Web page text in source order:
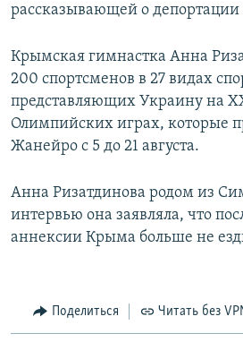
рассказывающей о
Крымская гимнастка Анна
200 спортсменов в 27 видах
представляющих Украину на
Олимпийских играх, которые
Жанейро с 5 до 21 августа.
Анна Ризатдинова родом из
интервью она заявляла, что
аннексии Крыма больше не
Поделиться Читать без